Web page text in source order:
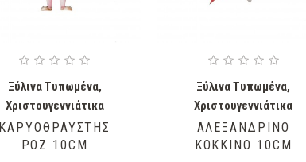
Ξύλινα Τυπωμένα,
Χριστουγεννιάτικα
ΚΑΡΥΟΘΡΑΎΣΤΗΣ
ΡΟΖ 10CM
Ξύλινα Τυπωμένα,
Χριστουγεννιάτικα
ΑΛΕΞΑΝΔΡΙΝΌ
ΚΌΚΚΙΝΟ 10CM